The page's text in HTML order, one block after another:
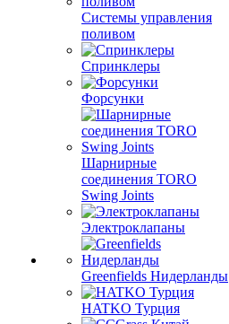
Системы управления
поливом
Спринклеры
Форсунки
Шарнирные
соединения TORO
Swing Joints
Электроклапаны
Greenfields Нидерланды
HATKO Турция